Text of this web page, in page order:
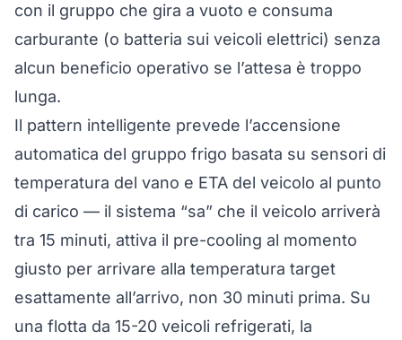
con il gruppo che gira a vuoto e consuma
carburante (o batteria sui veicoli elettrici) senza
alcun beneficio operativo se l’attesa è troppo
lunga.
Il pattern intelligente prevede l’accensione
automatica del gruppo frigo basata su sensori di
temperatura del vano e ETA del veicolo al punto
di carico — il sistema “sa” che il veicolo arriverà
tra 15 minuti, attiva il pre-cooling al momento
giusto per arrivare alla temperatura target
esattamente all’arrivo, non 30 minuti prima. Su
una flotta da 15-20 veicoli refrigerati, la